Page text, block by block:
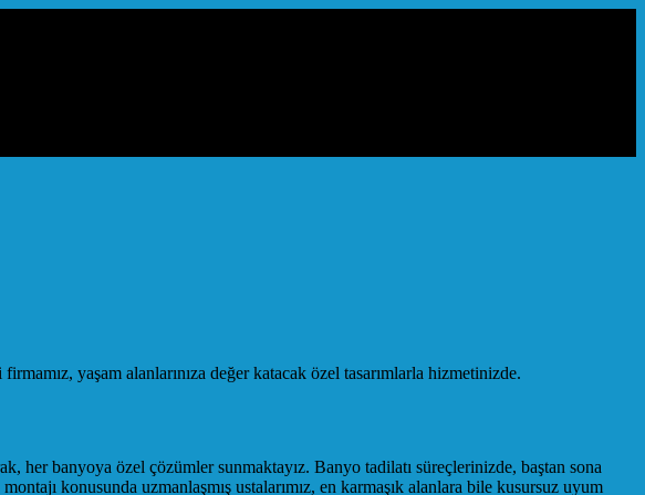
yaşam alanlarınıza değer katacak özel tasarımlarla hizmetinizde.
her banyoya özel çözümler sunmaktayız. Banyo tadilatı süreçlerinizde, baştan sona
konusunda uzmanlaşmış ustalarımız, en karmaşık alanlara bile kusursuz uyum